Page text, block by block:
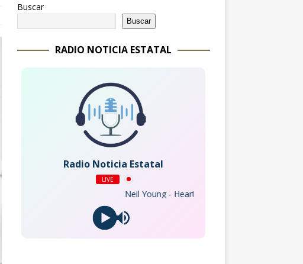
Buscar
Buscar
RADIO NOTICIA ESTATAL
Radio Noticia Estatal
LIVE
Neil Young - Heart of Gold (Official Audio)